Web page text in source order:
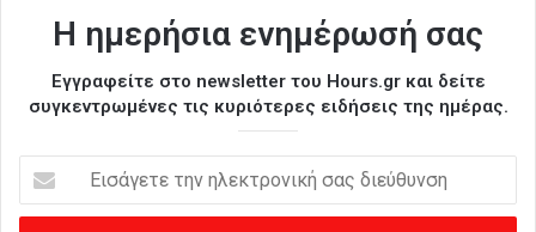
Η ημερήσια ενημέρωσή σας
Εγγραφείτε στο newsletter του Hours.gr και δείτε
συγκεντρωμένες τις κυριότερες ειδήσεις της ημέρας.
σ